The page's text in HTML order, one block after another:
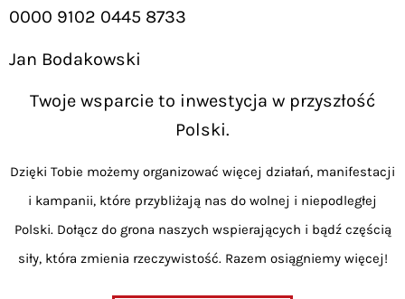
0000 9102 0445 8733
Jan Bodakowski
Twoje wsparcie to inwestycja w przyszłość
Polski.
Dzięki Tobie możemy organizować więcej działań, manifestacji
i kampanii, które przybliżają nas do wolnej i niepodległej
Polski. Dołącz do grona naszych wspierających i bądź częścią
siły, która zmienia rzeczywistość. Razem osiągniemy więcej!